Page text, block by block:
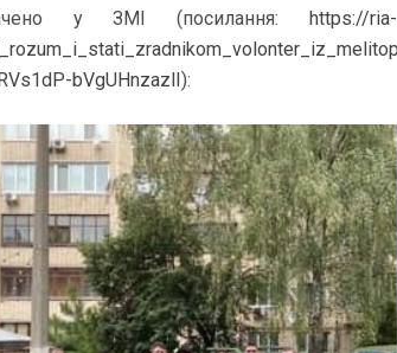
у ЗМІ (посилання: https://ria-
bVgUHnzazlI):